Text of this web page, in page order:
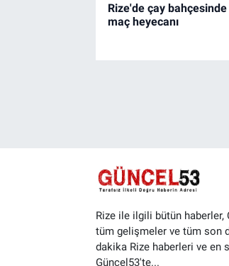
Rize'de çay
maç heyecanı
Rize ile ilgili bütün
tüm gelişmeler ve tüm son
dakika Rize haberleri ve en
Güncel53'te...